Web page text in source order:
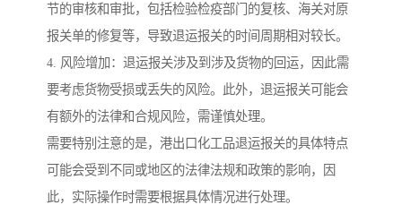
节的审核和审批，包括检验检疫部门的复核、海关对原
报关单的修复等，导致退运报关的时间周期相对较长。
4. 风险增加：退运报关涉及到涉及货物的回运，因此需
要考虑货物受损或丢失的风险。此外，退运报关可能会
有额外的法律和合规风险，需谨慎处理。
需要特别注意的是，港出口化工品退运报关的具体特点
可能会受到不同或地区的法律法规和政策的影响，因
此，实际操作时需要根据具体情况进行处理。